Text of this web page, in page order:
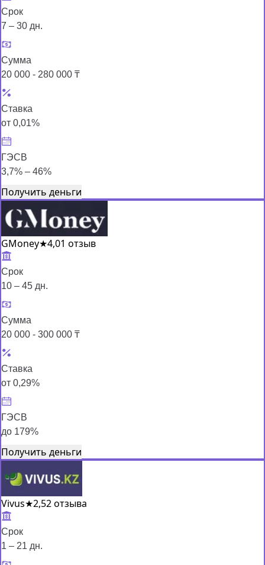
Срок
7 – 30 дн.
Сумма
20 000 - 280 000 ₸
Ставка
от 0,01%
ГЭСВ
3,7% – 46%
Получить деньги
GMoney★4,01 отзыв
Срок
10 – 45 дн.
Сумма
20 000 - 300 000 ₸
Ставка
от 0,29%
ГЭСВ
до 179%
Получить деньги
Vivus★2,52 отзыва
Срок
1 – 21 дн.